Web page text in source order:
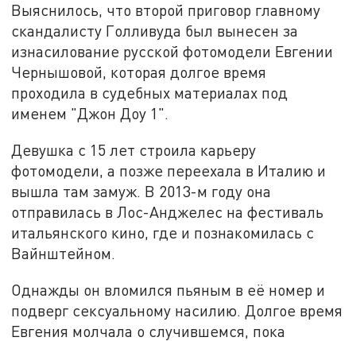
Выяснилось, что второй приговор главному
скандалисту Голливуда был вынесен за
изнасилование русской фотомодели Евгении
Чернышовой, которая долгое время
проходила в судебных материалах под
именем "Джон Доу 1".
Девушка с 15 лет строила карьеру
фотомодели, а позже переехала в Италию и
вышла там замуж. В 2013-м году она
отправилась в Лос-Анджелес на фестиваль
итальянского кино, где и познакомилась с
Вайнштейном.
Однажды он вломился пьяным в её номер и
подверг сексуальному насилию. Долгое время
Евгения молчала о случившемся, пока